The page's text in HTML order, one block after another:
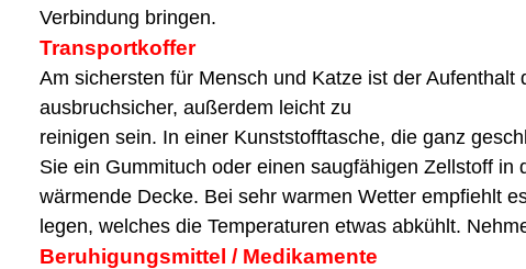
Verbindung bringen.
Transportkoffer
Am sichersten für Mensch und Katze ist der
ausbruchsicher, außerdem leicht zu
reinigen sein. In einer Kunststofftasche, die ganz
Sie ein Gummituch oder einen saugfähigen Zellstoff
wärmende Decke. Bei sehr warmen Wetter empfiehlt
legen, welches die Temperaturen etwas abkühlt.
Beruhigungsmittel / Medikamente